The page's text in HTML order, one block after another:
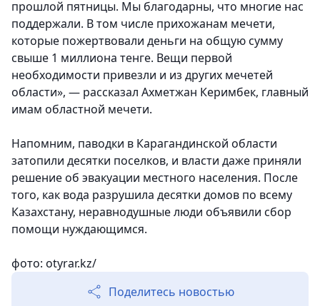
прошлой пятницы. Мы благодарны, что многие нас
поддержали. В том числе прихожанам мечети,
которые пожертвовали деньги на общую сумму
свыше 1 миллиона тенге. Вещи первой
необходимости привезли и из других мечетей
области», — рассказал Ахметжан Керимбек, главный
имам областной мечети.
Напомним, паводки в Карагандинской области
затопили десятки поселков, и власти даже приняли
решение об эвакуации местного населения. После
того, как вода разрушила десятки домов по всему
Казахстану, неравнодушные люди объявили сбор
помощи нуждающимся.
фото: otyrar.kz/
Поделитесь новостью